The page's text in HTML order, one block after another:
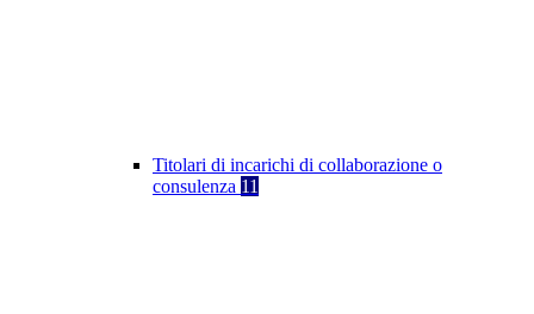
Titolari di incarichi di collaborazione o
consulenza 11